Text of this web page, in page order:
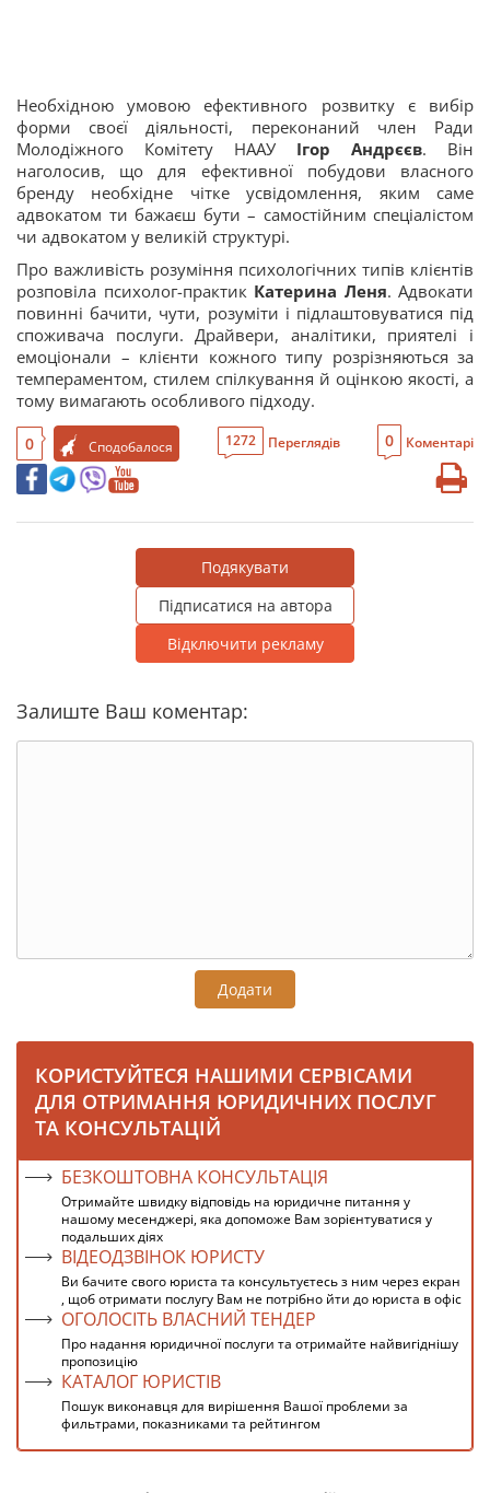
Необхідною умовою ефективного розвитку є вибір
форми своєї діяльності, переконаний член Ради
Молодіжного Комітету НААУ Ігор Андрєєв. Він
наголосив, що для ефективної побудови власного
бренду необхідне чітке усвідомлення, яким саме
адвокатом ти бажаєш бути – самостійним спеціалістом
чи адвокатом у великій структурі.
Про важливість розуміння психологічних типів клієнтів
розповіла психолог-практик Катерина Леня. Адвокати
повинні бачити, чути, розуміти і підлаштовуватися під
споживача послуги. Драйвери, аналітики, приятелі і
емоціонали – клієнти кожного типу розрізняються за
темпераментом, стилем спілкування й оцінкою якості, а
тому вимагають особливого підходу.
0 Сподобалося 1272 Переглядів 0 Коментарі
Подякувати
Підписатися на автора
Відключити рекламу
Залиште Ваш коментар:
Додати
КОРИСТУЙТЕСЯ НАШИМИ СЕРВІСАМИ
ДЛЯ ОТРИМАННЯ ЮРИДИЧНИХ ПОСЛУГ
ТА КОНСУЛЬТАЦІЙ
БЕЗКОШТОВНА КОНСУЛЬТАЦІЯ
Отримайте швидку відповідь на юридичне питання у
нашому месенджері, яка допоможе Вам зорієнтуватися у
подальших діях
ВІДЕОДЗВІНОК ЮРИСТУ
Ви бачите свого юриста та консультуєтесь з ним через екран
, щоб отримати послугу Вам не потрібно йти до юриста в офіс
ОГОЛОСІТЬ ВЛАСНИЙ ТЕНДЕР
Про надання юридичної послуги та отримайте найвигіднішу
пропозицію
КАТАЛОГ ЮРИСТІВ
Пошук виконавця для вирішення Вашої проблеми за
фильтрами, показниками та рейтингом